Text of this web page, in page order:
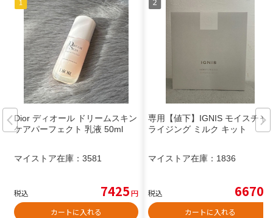
Dior ディオール ドリームスキン
ケアパーフェクト 乳液 50ml
マイストア在庫： 3581
税込 7425円
カートに入れる
専用【値下】IGNIS モイスチャ
ライジング ミルク キット
マイストア在庫： 1836
税込 6670
カートに入れる